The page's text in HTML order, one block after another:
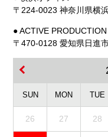
〒224-0023 神奈川県横
● ACTIVE
〒470-0128 愛知県日進
SUN MON TUE
26 27 28